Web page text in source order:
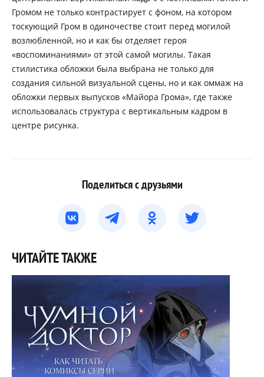
Громом не только контрастирует с фоном, на котором
тоскующий Гром в одиночестве стоит перед могилой
возлюбленной, но и как бы отделяет героя
«воспоминаниями» от этой самой могилы. Такая
стилистика обложки была выбрана не только для
создания сильной визуальной сцены, но и как оммаж на
обложки первых выпусков «Майора Грома», где также
использовалась структура с вертикальным кадром в
центре рисунка.
Поделиться с друзьями
ЧИТАЙТЕ ТАКЖЕ